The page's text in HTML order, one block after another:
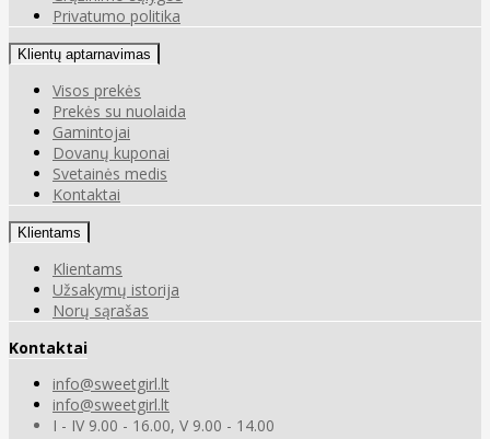
Privatumo politika
Klientų aptarnavimas
Visos prekės
Prekės su nuolaida
Gamintojai
Dovanų kuponai
Svetainės medis
Kontaktai
Klientams
Klientams
Užsakymų istorija
Norų sąrašas
Kontaktai
info@sweetgirl.lt
info@sweetgirl.lt
I - IV 9.00 - 16.00, V 9.00 - 14.00